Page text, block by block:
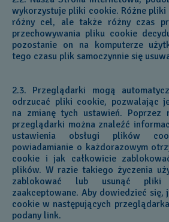
wykorzystuje pliki cookie. Różne
różny cel, ale także różny czas
przechowywania pliku cookie
pozostanie on na komputerze
tego czasu plik samoczynnie się
2.3. Przeglądarki mogą
odrzucać pliki cookie, pozwalając
na zmianę tych ustawień. Poprzez
przeglądarki można znaleźć
ustawienia obsługi plików
powiadamianie o każdorazowym
cookie i jak całkowicie
plików. W razie takiego życzenia
zablokować lub usunąć pliki
zaakceptowane. Aby dowiedzieć się,
cookie w następujących
podany link.